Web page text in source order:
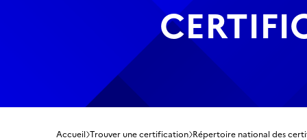
Accueil Trouver une certification Répertoire national des